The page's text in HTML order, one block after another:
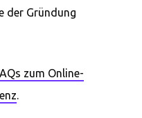
der Gründung
zum Online-
.